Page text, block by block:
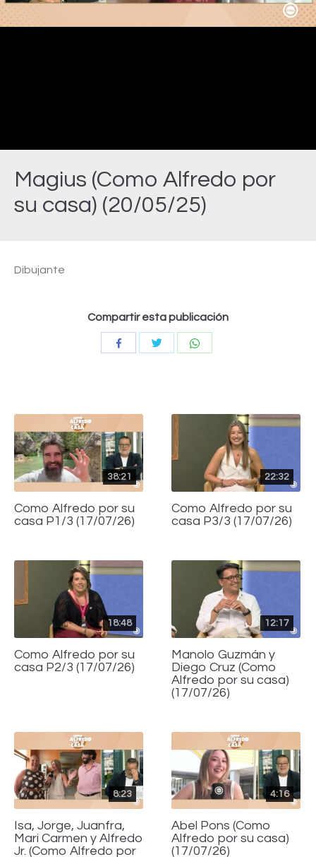
Magius (Como Alfredo por
su casa) (20/05/25)
Video
Dibujante
Compartir esta publicación
CompartirCompartir
38:21
Como Alfredo por su
casa P1/3 (17/07/26)
22:32
Como Alfredo por su
casa P3/3 (17/07/26)
18:48
Como Alfredo por su
casa P2/3 (17/07/26)
12:17
Manolo Guzmán y
Diego Cruz (Como
Alfredo por su casa)
(17/07/26)
8:23
Isa, Jorge, Juanfra,
Mari Carmen y Alfredo
Jr. (Como Alfredo por
4:16
Abel Pons (Como
Alfredo por su casa)
(17/07/26)